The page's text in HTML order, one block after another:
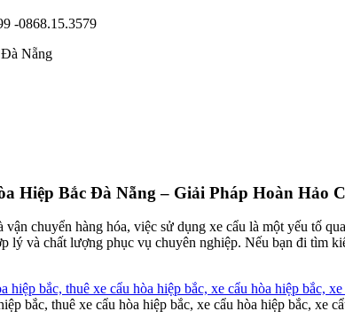
-0868.15.3579
Nẵng
Hiệp Bắc Đà Nẵng – Giải Pháp Hoàn Hảo
chuyển hàng hóa, việc sử dụng xe cẩu là một yếu tố
lý và chất lượng phục vụ chuyên nghiệp. Nếu bạn đi tìm
bắc, thuê xe cẩu hòa hiệp bắc, xe cẩu hòa hiệp bắc, xe